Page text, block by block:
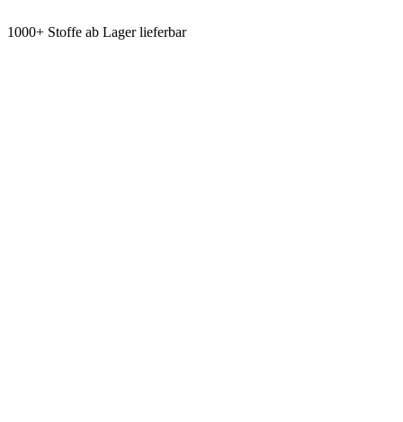
1000+ Stoffe ab Lager lieferbar